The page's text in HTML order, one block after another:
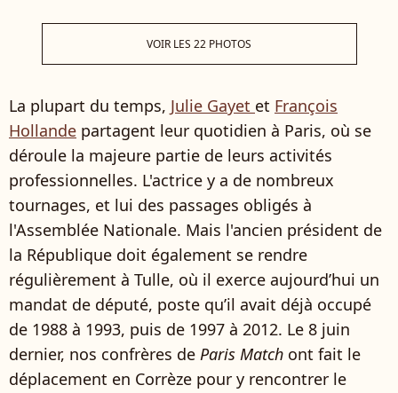
VOIR LES 22 PHOTOS
La plupart du temps, Julie Gayet et François
Hollande partagent leur quotidien à Paris, où se
déroule la majeure partie de leurs activités
professionnelles. L'actrice y a de nombreux
tournages, et lui des passages obligés à
l'Assemblée Nationale. Mais l'ancien président de
la République doit également se rendre
régulièrement à Tulle, où il exerce aujourd’hui un
mandat de député, poste qu’il avait déjà occupé
de 1988 à 1993, puis de 1997 à 2012. Le 8 juin
dernier, nos confrères de Paris Match ont fait le
déplacement en Corrèze pour y rencontrer le